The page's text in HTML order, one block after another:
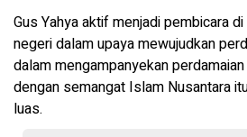
Gus Yahya aktif menjadi pembicara
negeri dalam upaya mewujudkan
dalam mengampanyekan
dengan semangat Islam Nusantara
luas.